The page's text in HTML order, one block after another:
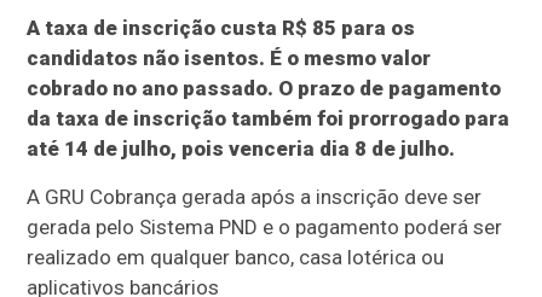
A taxa de inscrição custa R$ 85 para os
candidatos não isentos. É o mesmo valor
cobrado no ano passado. O prazo de pagamento
da taxa de inscrição também foi prorrogado para
até 14 de julho, pois venceria dia 8 de julho.
A GRU Cobrança gerada após a inscrição deve ser
gerada pelo Sistema PND e o pagamento poderá ser
realizado em qualquer banco, casa lotérica ou
aplicativos bancários